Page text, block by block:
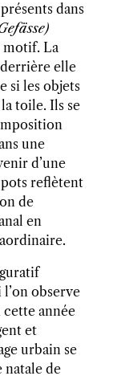
dans
motif. La
elle
si les objets
toile. Ils se
une
d’une
reflètent
de
en
l’on observe
cette année
et
urbain se
natale de